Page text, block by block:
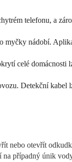
telefonu, a
myčky nádobí.
celé domácnosti
Detekční kabel
nebo otevřít
na případný únik